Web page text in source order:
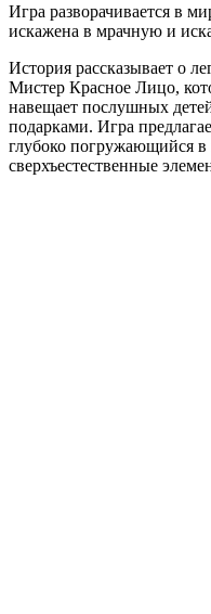
Игра разворачивается в
искажена в мрачную и
История рассказывает о
Мистер Красное Лицо,
навещает послушных
подарками. Игра
глубоко погружающийся в
сверхъестественные